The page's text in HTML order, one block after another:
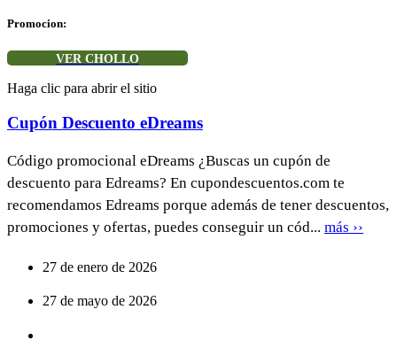
Promocion:
VER CHOLLO
Haga clic para abrir el sitio
Cupón Descuento eDreams
Código promocional eDreams ¿Buscas un cupón de
descuento para Edreams? En cupondescuentos.com te
recomendamos Edreams porque además de tener descuentos,
promociones y ofertas, puedes conseguir un cód... más ››
27 de enero de 2026
27 de mayo de 2026